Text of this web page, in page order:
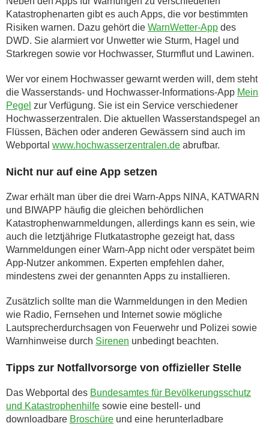
Katastrophenarten gibt es auch Apps, die vor bestimmten
Risiken warnen. Dazu gehört die WarnWetter-App des
DWD. Sie alarmiert vor Unwetter wie Sturm, Hagel und
Starkregen sowie vor Hochwasser, Sturmflut und Lawinen.
Wer vor einem Hochwasser gewarnt werden will, dem steht
die Wasserstands- und Hochwasser-Informations-App Mein
Pegel zur Verfügung. Sie ist ein Service verschiedener
Hochwasserzentralen. Die aktuellen Wasserstandspegel an
Flüssen, Bächen oder anderen Gewässern sind auch im
Webportal www.hochwasserzentralen.de abrufbar.
Nicht nur auf eine App setzen
Zwar erhält man über die drei Warn-Apps NINA, KATWARN
und BIWAPP häufig die gleichen behördlichen
Katastrophenwarnmeldungen, allerdings kann es sein, wie
auch die letztjährige Flutkatastrophe gezeigt hat, dass
Warnmeldungen einer Warn-App nicht oder verspätet beim
App-Nutzer ankommen. Experten empfehlen daher,
mindestens zwei der genannten Apps zu installieren.
Zusätzlich sollte man die Warnmeldungen in den Medien
wie Radio, Fernsehen und Internet sowie mögliche
Lautsprecherdurchsagen von Feuerwehr und Polizei sowie
Warnhinweise durch Sirenen unbedingt beachten.
Tipps zur Notfallvorsorge von offizieller Stelle
Das Webportal des Bundesamtes für Bevölkerungsschutz
und Katastrophenhilfe sowie eine bestell- und
downloadbare Broschüre und eine herunterladbare